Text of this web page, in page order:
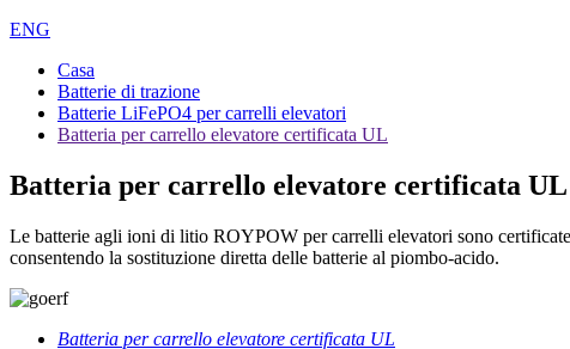
ENG
Casa
Batterie di trazione
Batterie LiFePO4 per carrelli elevatori
Batteria per carrello elevatore certificata UL
Batteria per carrello elevatore certificata UL
Le batterie agli ioni di litio ROYPOW per carrelli elevatori sono
consentendo la sostituzione diretta delle batterie al piombo-acido.
Batteria per carrello elevatore certificata UL